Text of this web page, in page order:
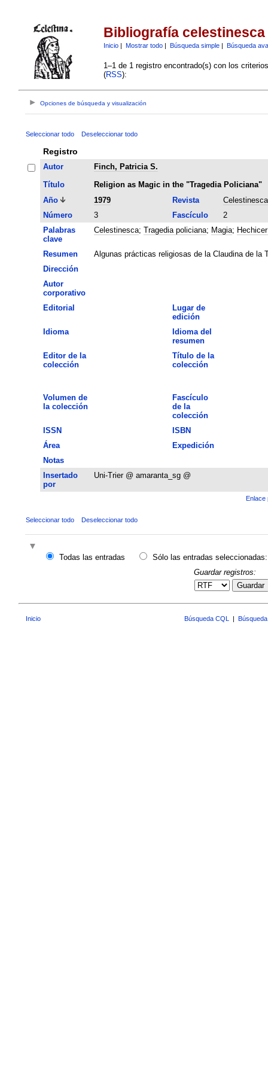
Bibliografía celestinesca
Inicio| Mostrar todo| Búsqueda simple| Búsqueda
1–1 de 1 registro encontrado(s) con los
(RSS):
Opciones de búsqueda y visualización
Seleccionar todo Deseleccionar todo
Registro
Autor
Finch, Patricia S.
Título
Religion as Magic in the "Tragedia Policiana"
Año
1979 Revista
Celestinesca
Número
3 Fascículo
2
Palabras
clave
Celestinesca; Tragedia policiana; Magia;
Resumen
Algunas prácticas religiosas de la Claudina de la
Dirección
Autor
corporativo
Editorial
Lugar de
edición
Idioma
Idioma del
resumen
Editor de la
colección
Título de la
colección
Volumen de
la colección
Fascículo
de la
colección
ISSN
ISBN
Área
Expedición
Notas
Insertado
por
Uni-Trier @ amaranta_sg @
Enlace
Seleccionar todo Deseleccionar todo
Todas las entradas
Sólo las entradas seleccionadas:
Guardar registros:
Guardar
Inicio Búsqueda CQL